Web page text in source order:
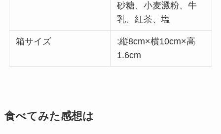
砂糖、小麦澱粉、牛
乳、紅茶、塩
箱サイズ
:縦8cm×横10cm×高
1.6cm
食べてみた感想は